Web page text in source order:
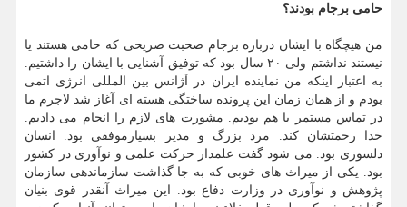
حامی برجام بودند؟
من هیچگاه با ایشان درباره برجام صحبت صریحی که حامی هستند یا
نیستند نداشتم ولی ۲۰ سال بود که توفیق آشنایی با ایشان را داشتیم.
به اعتبار اینکه من نماینده ایران در آژانس بین المللی انرژی اتمی
بودم و از همان زمان این پرونده ساختگی هسته ای آغاز شد لاجرم ما
در تماس مستمر با هم بودیم. مشورت های لازم را انجام می دادیم.
خدا رحمتشان کند. مرد بزرگ و مدیر بسیارموفقی بود. انسان
دلسوزی بود. می شود گفت علمدار حرکت علمی و نوآوری در کشور
بود. یکی از میراث های خوبی که به جا گذاشت سازماندهی سازمان
پژوهش و نوآوری در وزارت دفاع بود. این میراث آنقدر قوی بنیان